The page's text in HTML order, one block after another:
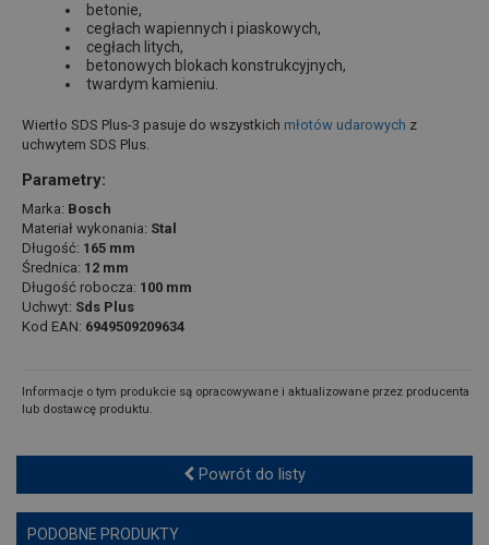
betonie,
cegłach wapiennych i piaskowych,
cegłach litych,
betonowych blokach konstrukcyjnych,
twardym kamieniu.
Wiertło SDS Plus-3 pasuje do wszystkich młotów udarowych z
uchwytem SDS Plus.
Parametry:
Marka: Bosch
Materiał wykonania: Stal
Długość: 165 mm
Średnica: 12 mm
Długość robocza: 100 mm
Uchwyt: Sds Plus
Kod EAN: 6949509209634
Informacje o tym produkcie są opracowywane i aktualizowane przez producenta
lub dostawcę produktu.
Powrót do listy
PODOBNE PRODUKTY